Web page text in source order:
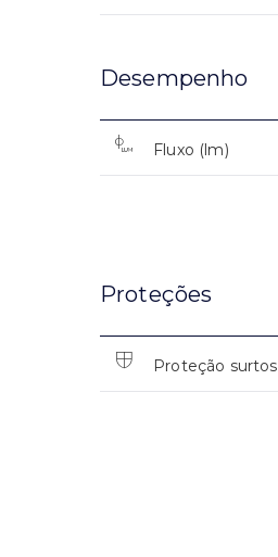
Desempenho
Fluxo (lm)
Proteções
Proteção surtos